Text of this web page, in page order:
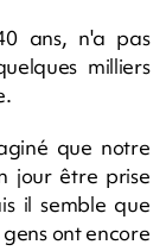
ans, n'a pas
milliers
que notre
jour être prise
il semble que
ont encore